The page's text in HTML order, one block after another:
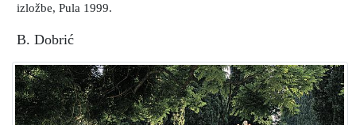
izložbe, Pula 1999.
B. Dobrić